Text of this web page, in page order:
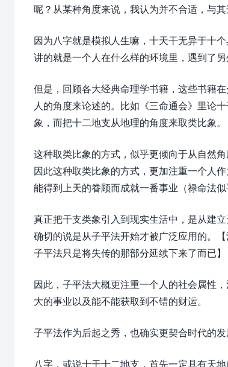
呢？从某种角度来说，我认为并不合适，与
因为八字就是模拟人生嘛，十天干无异于十
讲的就是一个人在什么样的环境里，遇到了
但是，回顾各大经典命理学书籍，这些书籍
人的角度来论述的。比如《三命通会》里论
象，而把十二地支从地理的角度来取类比象。
这种取类比象的方式，似乎更倾向于从自然
因此这种取类比象的方式，更加注重一个人
能得到上天的眷顾而成就一番事业（禄命法似
真正把干支类象引入到现实生活中，是从建
确切的说是从子平法开始才被广泛应用的。
子平法只是将失传的那部分延续下来了而已】
因此，子平法大概更注重一个人的社会属性
大的事业以及能不能获取到不错的财运。
子平法作为后起之秀，也确实更契合时代的
八字，或说十干十二地支，首先一定具有天